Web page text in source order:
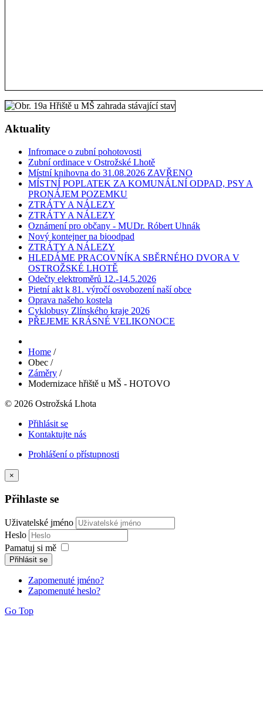
Aktuality
Infromace o zubní pohotovosti
Zubní ordinace v Ostrožské Lhotě
Místní knihovna do 31.08.2026 ZAVŘENO
MÍSTNÍ POPLATEK ZA KOMUNÁLNÍ ODPAD, PSY A
PRONÁJEM POZEMKU
ZTRÁTY A NÁLEZY
ZTRÁTY A NÁLEZY
Oznámení pro občany - MUDr. Róbert Uhnák
Nový kontejner na bioodpad
ZTRÁTY A NÁLEZY
HLEDÁME PRACOVNÍKA SBĚRNÉHO DVORA V
OSTROŽSKÉ LHOTĚ
Odečty elektroměrů 12.-14.5.2026
Pietní akt k 81. výročí osvobození naší obce
Oprava našeho kostela
Cyklobusy Zlínského kraje 2026
PŘEJEME KRÁSNÉ VELIKONOCE
Home /
Obec /
Záměry /
Modernizace hřiště u MŠ - HOTOVO
© 2026 Ostrožská Lhota
Přihlásit se
Kontaktujte nás
Prohlášení o přístupnosti
×
Přihlaste se
Uživatelské jméno
Heslo
Pamatuj si mě
Přihlásit se
Zapomenuté jméno?
Zapomenuté heslo?
Go Top